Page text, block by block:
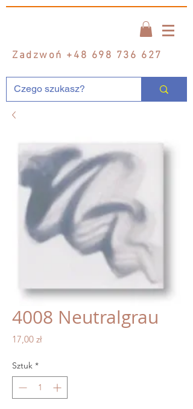
Zadzwoń +48 698 736 627
4008 Neutralgrau
17,00 złCena
Sztuk *